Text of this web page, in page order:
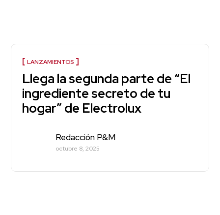
LANZAMIENTOS
Llega la segunda parte de “El
ingrediente secreto de tu
hogar” de Electrolux
Redacción P&M
octubre 8, 2025